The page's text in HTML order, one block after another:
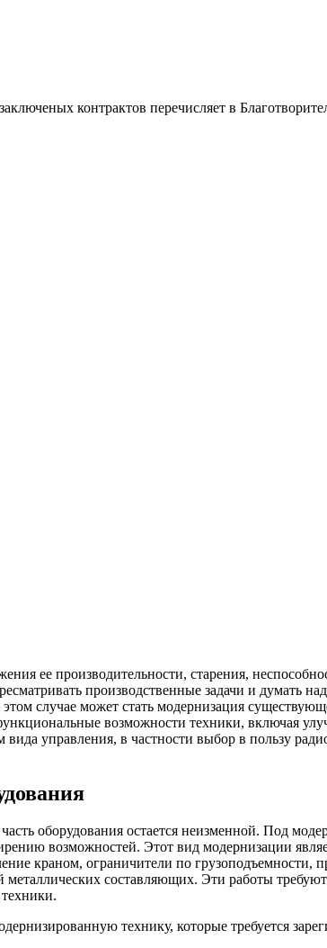
контрактов перечисляет в
ее производительности, старения,
производственные задачи и
случае может стать модернизация
возможности техники, включая
управления, в частности выбор в пользу
оборудования остается неизменной. Под
возможностей. Этот вид модернизации
краном, ограничители по грузоподъемности,
составляющих. Эти работы
технику, которые требуется